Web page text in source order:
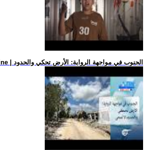
.. لبنان Online | الجنوب في مواجهة الرواية: الأرض تحكي والحدود